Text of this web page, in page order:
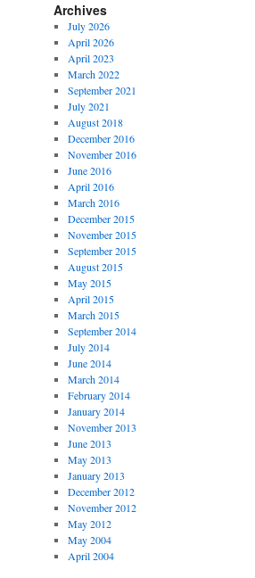
Archives
July 2026
April 2026
April 2023
March 2022
September 2021
July 2021
August 2018
December 2016
November 2016
June 2016
April 2016
March 2016
December 2015
November 2015
September 2015
August 2015
May 2015
April 2015
March 2015
September 2014
July 2014
June 2014
March 2014
February 2014
January 2014
November 2013
June 2013
May 2013
January 2013
December 2012
November 2012
May 2012
May 2004
April 2004